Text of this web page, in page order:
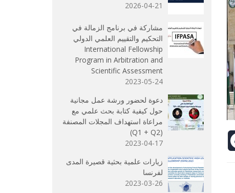
2026-04-21
مشاركة في برنامج الزمالة في
التحكيم والتقييم العلمي الدولي
International Fellowship
Program in Arbitration and
Scientific Assessment
2023-05-24
دعوة لحضور ورشة عمل مجانية
حول كيفية كتابة بحث علمي مع
مراعاة استهداف المجلات المصنفة
(Q1 + Q2)
2023-04-17
زيارات علمية بحثية قصيرة المدى
لفرنسا‎
2023-03-26